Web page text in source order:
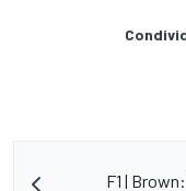
F1 |